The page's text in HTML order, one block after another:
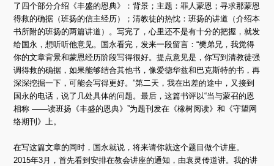
了四个部分介绍《丰盛的恩典》：背景；主题：罪人蒙恩；寻求那蒙恩
得救的确据（班扬的信主经历）；清教徒的热忱：班扬的讲道（介绍本
书所附的班扬的两篇讲道）。写完了，心里还不是有十分的把握，就发
给国永，想听听他意见。国永看完，发来一段留言：“樊弟兄，我觉得
你的文章背景和蒙恩经历阶段写得很好。提点意见是，你写到清教徒强
调得救的确据，如果能够结合其他书，像爱德华兹和巴克斯特的书，再
深深挖掘一下，可能会写得更好。”第二天，我在出差的途中，又接到
国永的电话，说了几处具体的问题。最后，这篇书评以“当与蒙召的恩
相称 ——读班扬《丰盛的恩典》”为题刊发在《橡树阅读》和《守望网
络期刊》上。
在写这篇文章的同时，国永就说，将来请你就这个题目做个讲座。
2015年3月，首先看到安排在教会讲座的通知，由袁灵传道讲。我的讲